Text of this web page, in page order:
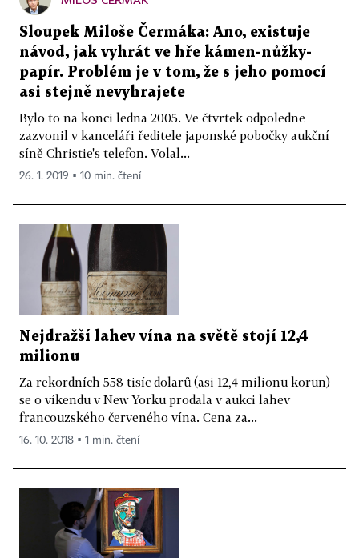
Sloupek Miloše Čermáka: Ano, existuje
návod, jak vyhrát ve hře kámen-nůžky-
papír. Problém je v tom, že s jeho pomocí
asi stejně nevyhrajete
Bylo to na konci ledna 2005. Ve čtvrtek odpoledne
zazvonil v kanceláři ředitele japonské pobočky aukční
síně Christie's telefon. Volal...
26. 1. 2019 ▪ 10 min. čtení
Nejdražší lahev vína na světě stojí 12,4
milionu
Za rekordních 558 tisíc dolarů (asi 12,4 milionu korun)
se o víkendu v New Yorku prodala v aukci lahev
francouzského červeného vína. Cena za...
16. 10. 2018 ▪ 1 min. čtení